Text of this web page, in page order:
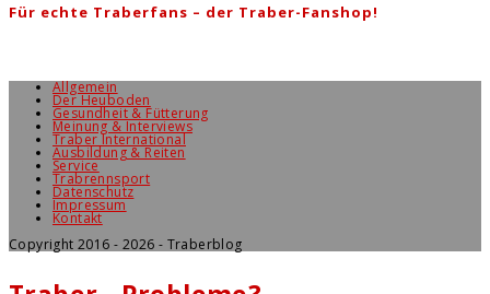
Für echte Traberfans – der Traber-Fanshop!
Allgemein
Der Heuboden
Gesundheit & Fütterung
Meinung & Interviews
Traber International
Ausbildung & Reiten
Service
Trabrennsport
Datenschutz
Impressum
Kontakt
Copyright 2016 - 2026 - Traberblog